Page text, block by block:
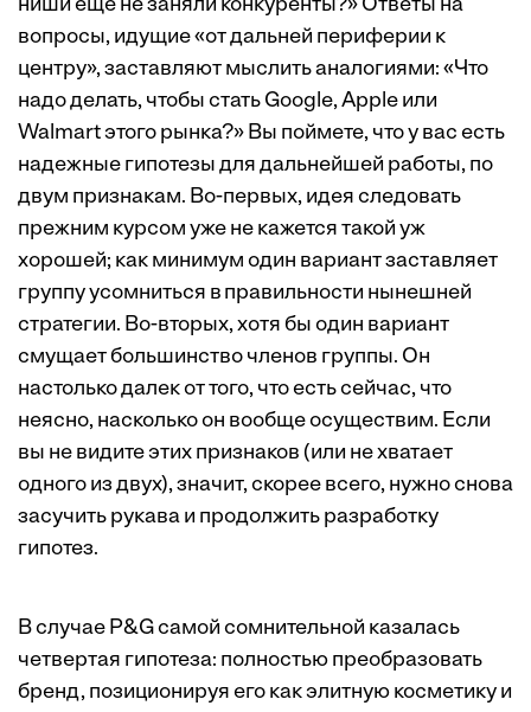
ниши еще не заняли конкуренты?» Ответы на
вопросы, идущие «от дальней периферии к
центру», заставляют мыслить аналогиями: «Что
надо делать, чтобы стать Google, Apple или
Walmart этого рынка?» Вы поймете, что у вас есть
надежные гипотезы для дальнейшей работы, по
двум признакам. Во-первых, идея следовать
прежним курсом уже не кажется такой уж
хорошей; как минимум один вариант заставляет
группу усомниться в правильности нынешней
стратегии. Во-вторых, хотя бы один вариант
смущает большинство членов группы. Он
настолько далек от того, что есть сейчас, что
неясно, насколько он вообще осуществим. Если
вы не видите этих признаков (или не хватает
одного из двух), значит, скорее всего, нужно снова
засучить рукава и продолжить разработку
гипотез.
В случае P&G самой сомнительной казалась
четвертая гипотеза: полностью преобразовать
бренд, позиционируя его как элитную косметику и